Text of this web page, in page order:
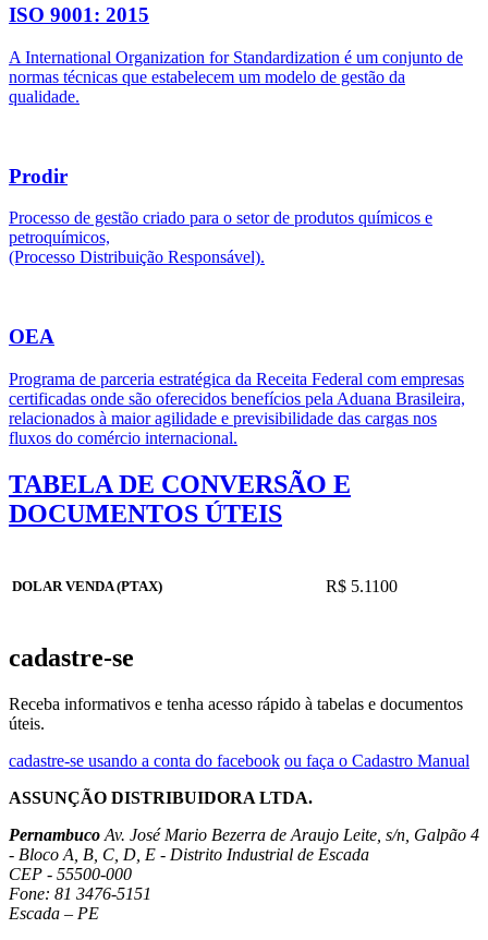
ISO 9001: 2015
A International Organization for Standardization é um conjunto de
normas técnicas que estabelecem um modelo de gestão da
qualidade.
Prodir
Processo de gestão criado para o setor de produtos químicos e
petroquímicos,
(Processo Distribuição Responsável).
OEA
Programa de parceria estratégica da Receita Federal com empresas
certificadas onde são oferecidos benefícios pela Aduana Brasileira,
relacionados à maior agilidade e previsibilidade das cargas nos
fluxos do comércio internacional.
TABELA DE CONVERSÃO E
DOCUMENTOS ÚTEIS
DOLAR VENDA (PTAX) R$ 5.1100
cadastre-se
Receba informativos e tenha acesso rápido à tabelas e documentos
úteis.
cadastre-se usando a conta do facebook ou faça o Cadastro Manual
ASSUNÇÃO DISTRIBUIDORA LTDA.
Pernambuco Av. José Mario Bezerra de Araujo Leite, s/n, Galpão 4
- Bloco A, B, C, D, E - Distrito Industrial de Escada
CEP - 55500-000
Fone: 81 3476-5151
Escada – PE